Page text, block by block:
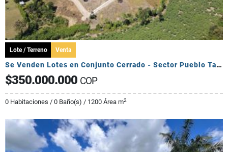
Lote / Terreno Venta
Se Venden Lotes en Conjunto Cerrado - Sector Pueblo Tapado
$350.000.000 COP
0 Habitaciones / 0 Baño(s) / 1200 Área m2